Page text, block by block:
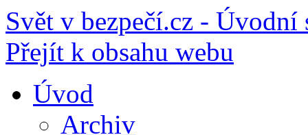
Svět v bezpečí.cz - Úvodní
Přejít k obsahu webu
Úvod
Archiv